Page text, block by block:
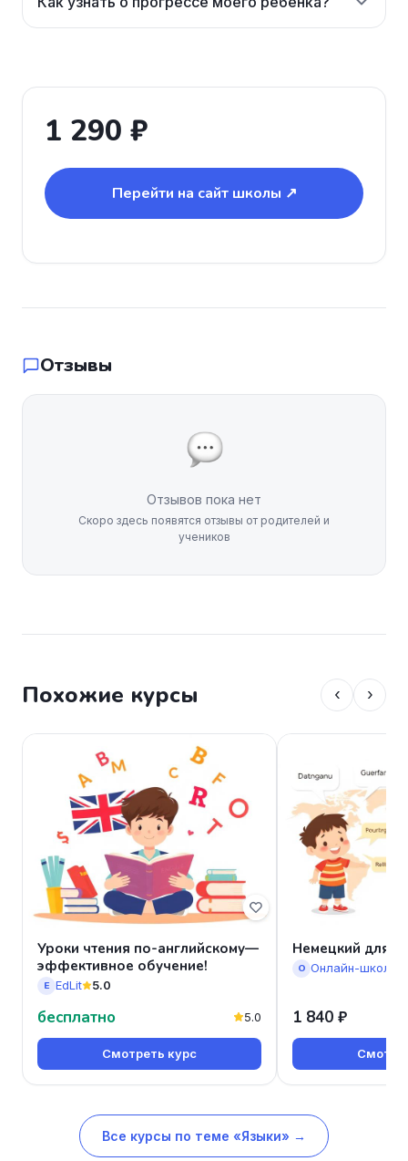
1 290 ₽
Перейти на сайт школы ↗
Отзывы
Отзывов пока нет
Скоро здесь появятся отзывы от родителей и
учеников
Похожие курсы ‹ ›
Уроки чтения по-английскому—
эффективное обучение!
E EdLit 5.0
бесплатно 5.0
Смотреть курс
Немецкий для
О
1 840 ₽
Все курсы по теме «Языки» →